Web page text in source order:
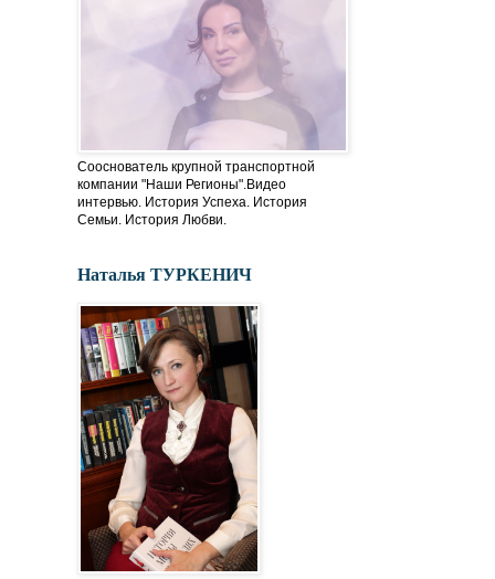
Сооснователь крупной транспортной
компании "Наши Регионы".Видео
интервью. История Успеха. История
Семьи. История Любви.
Наталья ТУРКЕНИЧ